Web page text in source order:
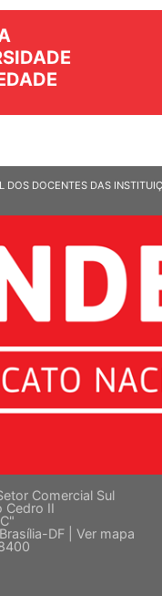
DOS DOCENTES DAS
Comercial Sul
Cedro II
DF | Ver mapa